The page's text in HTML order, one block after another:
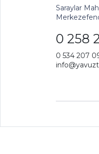
Saraylar
0 258
0 534 207